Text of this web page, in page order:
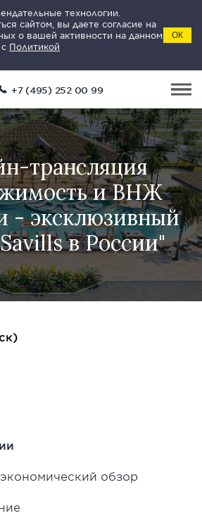
технологии.
сайтом, вы даете согласие на
о вашей активности на данном
Политикой
ОК
+7 (495) 252 00 99
трансляция
и ВНЖ
- эксклюзивный
в России"
обзор